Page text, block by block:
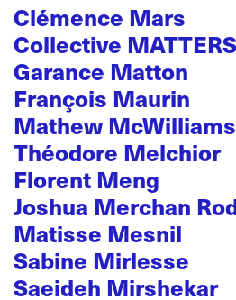
Clémence Mars
Collective
Garance Matton
François Maurin
Mathew McWilliams
Théodore Melchior
Florent Meng
Joshua Merchan
Matisse Mesnil
Sabine Mirlesse
Saeideh Mirshekar